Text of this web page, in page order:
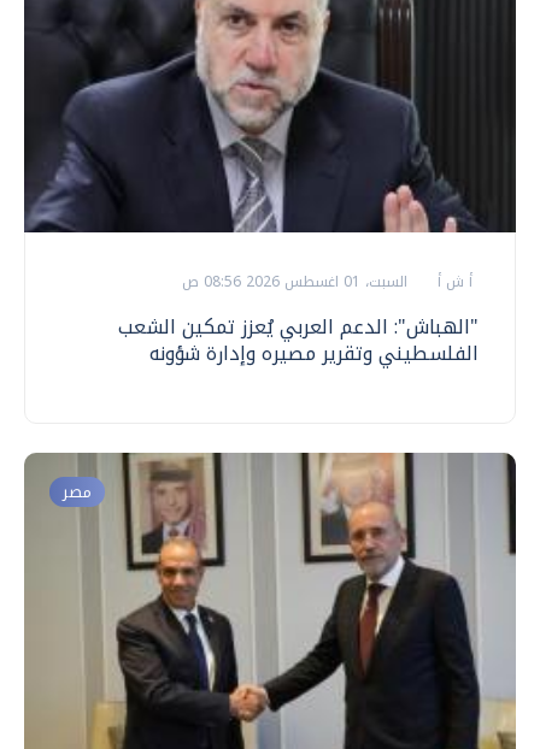
أ ش أ السبت، 01 اغسطس 2026 08:56 ص
"الهباش": الدعم العربي يُعزز تمكين الشعب
الفلسطيني وتقرير مصيره وإدارة شؤونه
مصر